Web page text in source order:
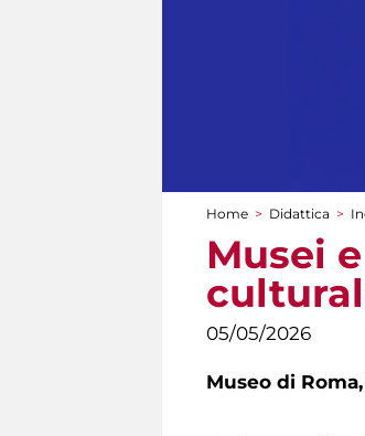
Tu sei qui
Home > Didattica >
Musei
05/05/2026
Museo di Roma,